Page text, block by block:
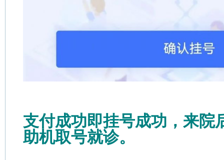
支付成功即挂号成功，来院
助机取号就诊。